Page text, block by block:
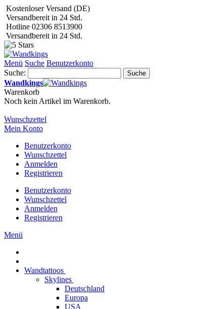
Kostenloser Versand (DE)
Versandbereit in 24 Std.
Hotline 02306 8513900
Versandbereit in 24 Std.
Menü Suche Benutzerkonto
Suche:
Suche
Wandkings
Warenkorb
Noch kein Artikel im Warenkorb.
Wunschzettel
Mein Konto
Benutzerkonto
Wunschzettel
Anmelden
Registrieren
Benutzerkonto
Wunschzettel
Anmelden
Registrieren
Menü
Wandtattoos
Skylines
Deutschland
Europa
USA